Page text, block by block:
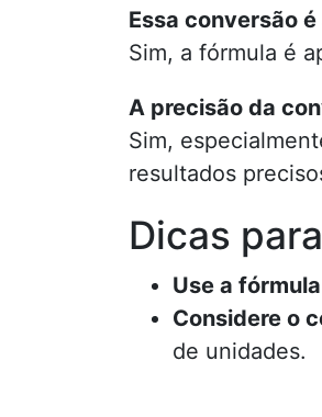
Essa conversão
Sim, a fórmula é
A precisão da
Sim,
resultados
Dicas
Use a
Considere o
de unidades.